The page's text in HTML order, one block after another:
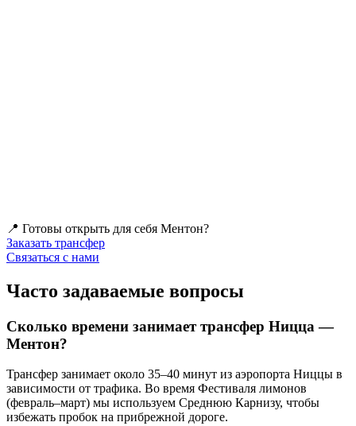
📍 Готовы открыть для себя Ментон?
Заказать трансфер
Связаться с нами
Часто задаваемые вопросы
Сколько времени занимает трансфер Ницца —
Ментон?
Трансфер занимает около 35–40 минут из аэропорта Ниццы в
зависимости от трафика. Во время Фестиваля лимонов
(февраль–март) мы используем Среднюю Карнизу, чтобы
избежать пробок на прибрежной дороге.